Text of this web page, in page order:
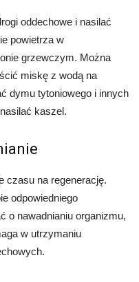
oddechowe i nasilać
powietrza w
grzewczym. Można
miskę z wodą na
dymu tytoniowego i innych
kaszel.
czasu na regenerację.
odpowiedniego
o nawadnianiu organizmu,
w utrzymaniu